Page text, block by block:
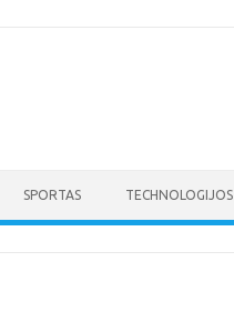
SPORTAS TECHNOLOGIJOS